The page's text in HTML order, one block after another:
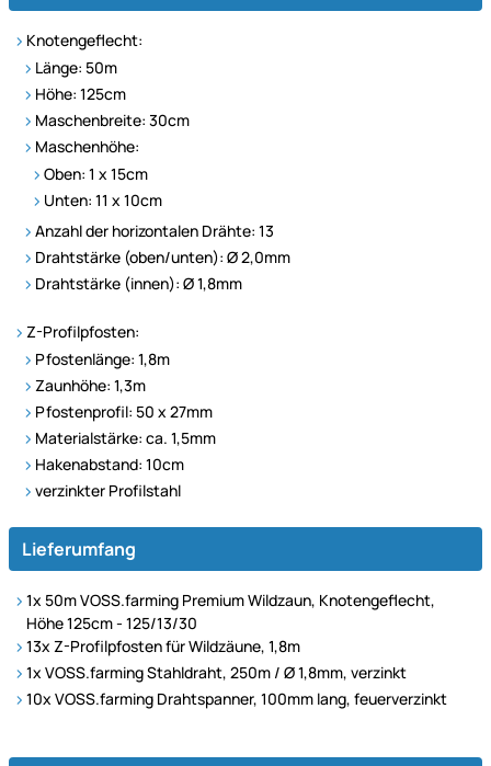
Knotengeflecht:
Länge: 50m
Höhe: 125cm
Maschenbreite: 30cm
Maschenhöhe:
Oben: 1 x 15cm
Unten: 11 x 10cm
Anzahl der horizontalen Drähte: 13
Drahtstärke (oben/unten): Ø 2,0mm
Drahtstärke (innen): Ø 1,8mm
Z-Profilpfosten:
Pfostenlänge: 1,8m
Zaunhöhe: 1,3m
Pfostenprofil: 50 x 27mm
Materialstärke: ca. 1,5mm
Hakenabstand: 10cm
verzinkter Profilstahl
Lieferumfang
1x 50m VOSS.farming Premium Wildzaun, Knotengeflecht,
Höhe 125cm - 125/13/30
13x Z-Profilpfosten für Wildzäune, 1,8m
1x VOSS.farming Stahldraht, 250m / Ø 1,8mm, verzinkt
10x VOSS.farming Drahtspanner, 100mm lang, feuerverzinkt